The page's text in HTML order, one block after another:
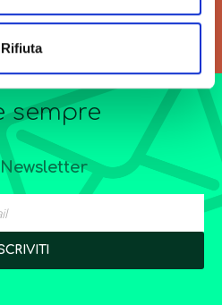
Rifiuta
complesse.
sempre